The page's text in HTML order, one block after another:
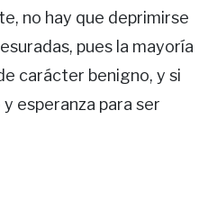
no hay que deprimirse
pues la mayoría
carácter benigno, y si
esperanza para ser